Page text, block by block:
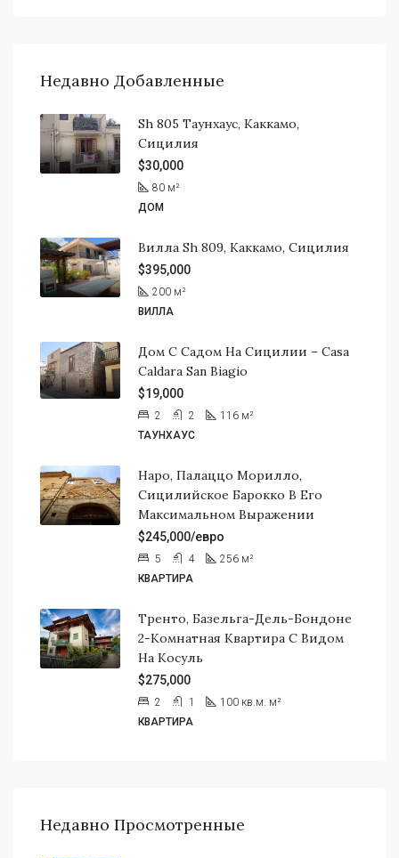
Недавно Добавленные
Sh 805 Таунхаус, Каккамо,
Сицилия
$30,000
80 м²
ДОМ
Вилла Sh 809, Каккамо, Сицилия
$395,000
200 м²
ВИЛЛА
Дом С Садом На Сицилии – Casa
Caldara San Biagio
$19,000
2 2 116 м²
ТАУНХАУС
Наро, Палаццо Морилло,
Сицилийское Барокко В Его
Максимальном Выражении
$245,000/евро
5 4 256 м²
КВАРТИРА
Тренто, Базельга-Дель-Бондоне
2-Комнатная Квартира С Видом
На Косуль
$275,000
2 1 100 кв.м. м²
КВАРТИРА
Недавно Просмотренные